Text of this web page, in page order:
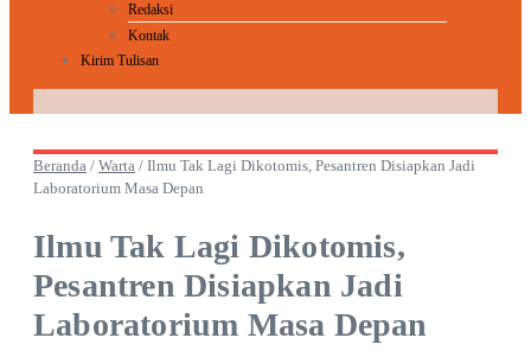
Redaksi
Kontak
Kirim Tulisan
Beranda / Warta / Ilmu Tak Lagi Dikotomis, Pesantren Disiapkan Jadi
Laboratorium Masa Depan
Ilmu Tak Lagi Dikotomis,
Pesantren Disiapkan Jadi
Laboratorium Masa Depan